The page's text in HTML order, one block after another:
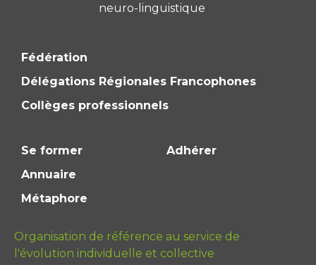
neuro-linguistique
Fédération
Délégations Régionales Francophones
Collèges professionnels
Se former
Annuaire
Métaphore
Adhérer
Organisation de référence au service de
l'évolution individuelle et collective